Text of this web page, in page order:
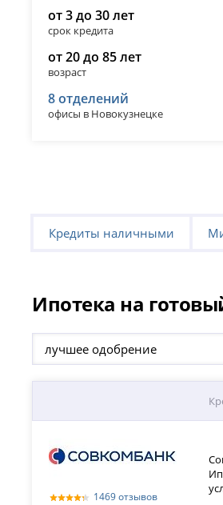
от 3 до 30 лет
срок кредита
от 20 до 85 лет
возраст
8 отделений
офисы в Новокузнецке
Кредиты наличными
Ипотека на
лучшее одобрение
1469 отзывов